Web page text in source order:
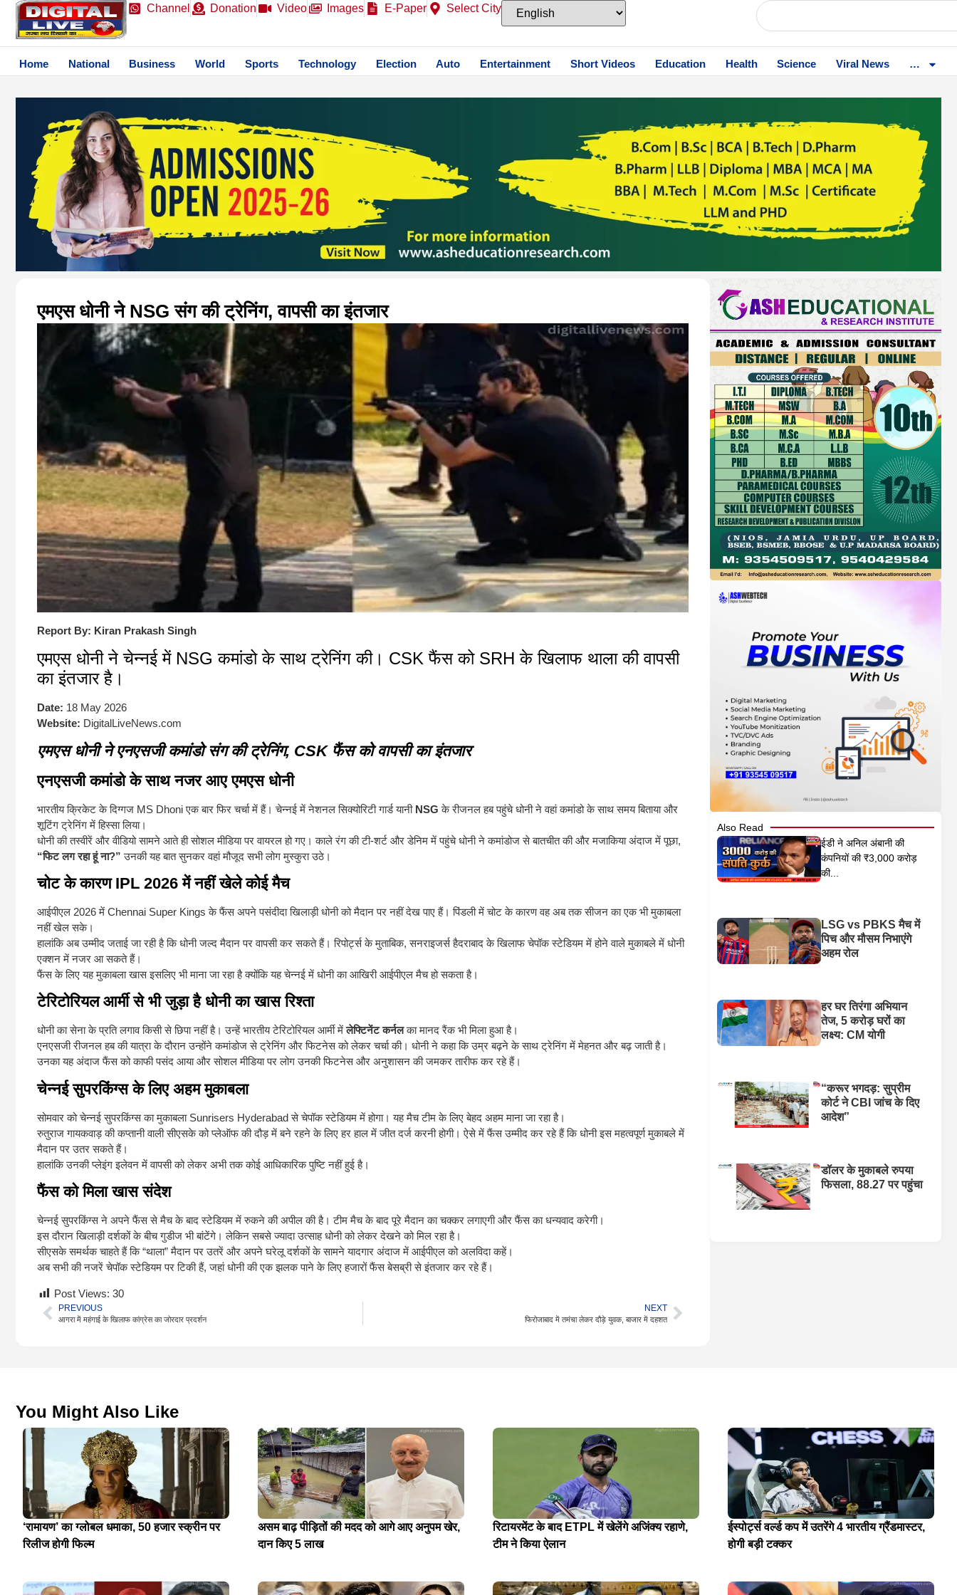
Channel Donation Video Images E-Paper Select City
Home National Business World Sports Technology Election Auto Entertainment Short Videos Education Health Science Viral News …
एमएस धोनी ने NSG संग की ट्रेनिंग, वापसी का इंतजार
Report By: Kiran Prakash Singh
एमएस धोनी ने चेन्नई में NSG कमांडो के साथ ट्रेनिंग की। CSK फैंस को SRH के खिलाफ थाला की वापसी
का इंतजार है।
Date: 18 May 2026
Website: DigitalLiveNews.com
एमएस धोनी ने एनएसजी कमांडो संग की ट्रेनिंग, CSK फैंस को वापसी का इंतजार
एनएसजी कमांडो के साथ नजर आए एमएस धोनी
भारतीय क्रिकेट के दिग्गज MS Dhoniएक बार फिर चर्चा में हैं। चेन्नई में नेशनल सिक्योरिटी गार्ड यानी NSG के रीजनल हब पहुंचे धोनी ने वहां कमांडो के साथ समय बिताया और
शूटिंग ट्रेनिंग में हिस्सा लिया।
धोनी की तस्वीरें और वीडियो सामने आते ही सोशल मीडिया पर वायरल हो गए। काले रंग की टी-शर्ट और डेनिम में पहुंचे धोनी ने कमांडोज से बातचीत की और मजाकिया अंदाज में पूछा,
“फिट लग रहा हूं ना?” उनकी यह बात सुनकर वहां मौजूद सभी लोग मुस्कुरा उठे।
चोट के कारण IPL 2026 में नहीं खेले कोई मैच
आईपीएल 2026 में Chennai Super Kings के फैंस अपने पसंदीदा खिलाड़ी धोनी को मैदान पर नहीं देख पाए हैं। पिंडली में चोट के कारण वह अब तक सीजन का एक भी मुकाबला
नहीं खेल सके।
हालांकि अब उम्मीद जताई जा रही है कि धोनी जल्द मैदान पर वापसी कर सकते हैं। रिपोर्ट्स के मुताबिक, सनराइजर्स हैदराबाद के खिलाफ चेपॉक स्टेडियम में होने वाले मुकाबले में धोनी
एक्शन में नजर आ सकते हैं।
फैंस के लिए यह मुकाबला खास इसलिए भी माना जा रहा है क्योंकि यह चेन्नई में धोनी का आखिरी आईपीएल मैच हो सकता है।
टेरिटोरियल आर्मी से भी जुड़ा है धोनी का खास रिश्ता
धोनी का सेना के प्रति लगाव किसी से छिपा नहीं है। उन्हें भारतीय टेरिटोरियल आर्मी मेंलेफ्टिनेंट कर्नलका मानद रैंक भी मिला हुआ है।
एनएसजी रीजनल हब की यात्रा के दौरान उन्होंने कमांडोज से ट्रेनिंग और फिटनेस को लेकर चर्चा की। धोनी ने कहा कि उम्र बढ़ने के साथ ट्रेनिंग में मेहनत और बढ़ जाती है।
उनका यह अंदाज फैंस को काफी पसंद आया और सोशल मीडिया पर लोग उनकी फिटनेस और अनुशासन की जमकर तारीफ कर रहे हैं।
चेन्नई सुपरकिंग्स के लिए अहम मुकाबला
सोमवार को चेन्नई सुपरकिंग्स का मुकाबला Sunrisers Hyderabadसे चेपॉक स्टेडियम में होगा। यह मैच टीम के लिए बेहद अहम माना जा रहा है।
रुतुराज गायकवाड़ की कप्तानी वाली सीएसके को प्लेऑफ की दौड़ में बने रहने के लिए हर हाल में जीत दर्ज करनी होगी। ऐसे में फैंस उम्मीद कर रहे हैं कि धोनी इस महत्वपूर्ण मुकाबले में
मैदान पर उतर सकते हैं।
हालांकि उनकी प्लेइंग इलेवन में वापसी को लेकर अभी तक कोई आधिकारिक पुष्टि नहीं हुई है।
फैंस को मिला खास संदेश
चेन्नई सुपरकिंग्स ने अपने फैंस से मैच के बाद स्टेडियम में रुकने की अपील की है। टीम मैच के बाद पूरे मैदान का चक्कर लगाएगी और फैंस का धन्यवाद करेगी।
इस दौरान खिलाड़ी दर्शकों के बीच गुडीज भी बांटेंगे। लेकिन सबसे ज्यादा उत्साह धोनी को लेकर देखने को मिल रहा है।
सीएसके समर्थक चाहते हैं कि “थाला” मैदान पर उतरें और अपने घरेलू दर्शकों के सामने यादगार अंदाज में आईपीएल को अलविदा कहें।
अब सभी की नजरें चेपॉक स्टेडियम पर टिकी हैं, जहां धोनी की एक झलक पाने के लिए हजारों फैंस बेसब्री से इंतजार कर रहे हैं।
Post Views: 30
PREVIOUS
आगरा में महंगाई के खिलाफ कांग्रेस का जोरदार प्रदर्शन
NEXT
फिरोजाबाद में तमंचा लेकर दौड़े युवक, बाजार में दहशत
Also Read
ईडी ने अनिल अंबानी की
कंपनियों की ₹3,000 करोड़
की...
LSG vs PBKS मैच में
पिच और मौसम निभाएंगे
अहम रोल
हर घर तिरंगा अभियान
तेज, 5 करोड़ घरों का
लक्ष्य: CM योगी
“करूर भगदड़: सुप्रीम
कोर्ट ने CBI जांच के दिए
आदेश”
डॉलर के मुकाबले रुपया
फिसला, 88.27 पर पहुंचा
You Might Also Like
‘रामायण’ का ग्लोबल धमाका, 50 हजार स्क्रीन पर
रिलीज होगी फिल्म
असम बाढ़ पीड़ितों की मदद को आगे आए अनुपम खेर,
दान किए 5 लाख
रिटायरमेंट के बाद ETPL में खेलेंगे अजिंक्य रहाणे,
टीम ने किया ऐलान
ईस्पोर्ट्स वर्ल्ड कप में उतरेंगे 4 भारतीय ग्रैंडमास्टर,
होगी बड़ी टक्कर